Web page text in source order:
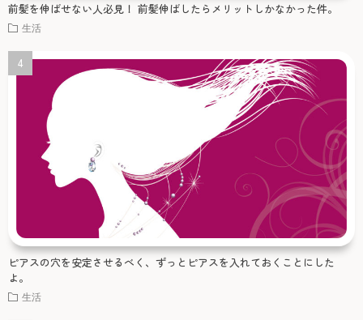
前髪を伸ばせない人必見！ 前髪伸ばしたらメリットしかなかった件。
生活
ピアスの穴を安定させるべく、ずっとピアスを入れておくことにした
よ。
生活